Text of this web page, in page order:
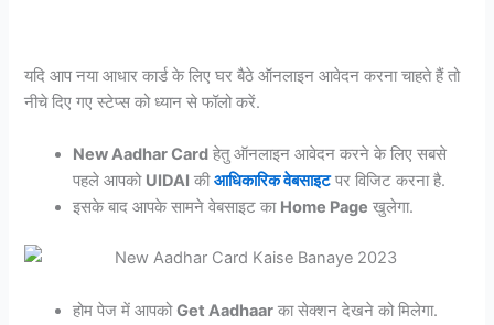
यदि आप नया आधार कार्ड के लिए घर बैठे ऑनलाइन आवेदन करना चाहते हैं तो
नीचे दिए गए स्टेप्स को ध्यान से फॉलो करें.
New Aadhar Card हेतु ऑनलाइन आवेदन करने के लिए सबसे
पहले आपको UIDAI कीआधिकारिक वेबसाइटपर विजिट करना है.
इसके बाद आपके सामने वेबसाइट का Home Page खुलेगा.
होम पेज में आपकोGet Aadhaar का सेक्शन देखने को मिलेगा.